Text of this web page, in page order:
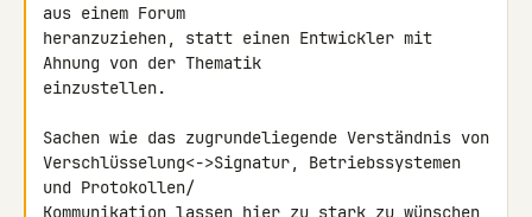
aus einem Forum
heranzuziehen, statt einen Entwickler mit
Ahnung von der Thematik
einzustellen.
Sachen wie das zugrundeliegende Verständnis von
Verschlüsselung<->Signatur, Betriebssystemen
und Protokollen/
Kommunikation lassen hier zu stark zu wünschen